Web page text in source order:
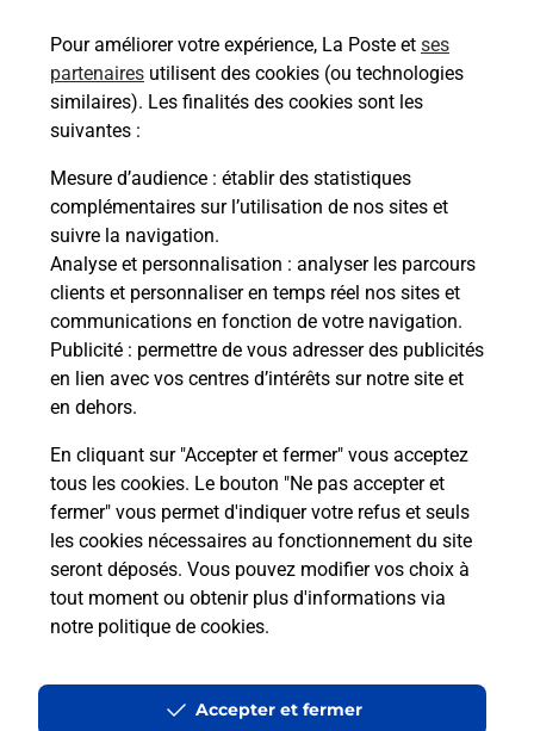
Pour améliorer votre expérience, La Poste et ses
partenaires utilisent des cookies (ou technologies
similaires). Les finalités des cookies sont les
suivantes :
Mesure d’audience : établir des statistiques
complémentaires sur l’utilisation de nos sites et
suivre la navigation.
Analyse et personnalisation : analyser les parcours
clients et personnaliser en temps réel nos sites et
communications en fonction de votre navigation.
Publicité : permettre de vous adresser des publicités
en lien avec vos centres d’intérêts sur notre site et
en dehors.
En cliquant sur "Accepter et fermer" vous acceptez
tous les cookies. Le bouton "Ne pas accepter et
fermer" vous permet d'indiquer votre refus et seuls
les cookies nécessaires au fonctionnement du site
seront déposés. Vous pouvez modifier vos choix à
tout moment ou obtenir plus d'informations via
notre politique de cookies.
Accepter et fermer
1 Place De La Mairie
12390 Mayran
Boîte aux lettres La Poste
Prochaine collecte du courriersamedi à 09h30
Ruffepeyre
12390 Mayran
Le lien s'ouvre dans un nouvel onglet
Localiser Liste Boîtes aux lettres Aveyron Mayran
Accessibilité : partiellement conforme